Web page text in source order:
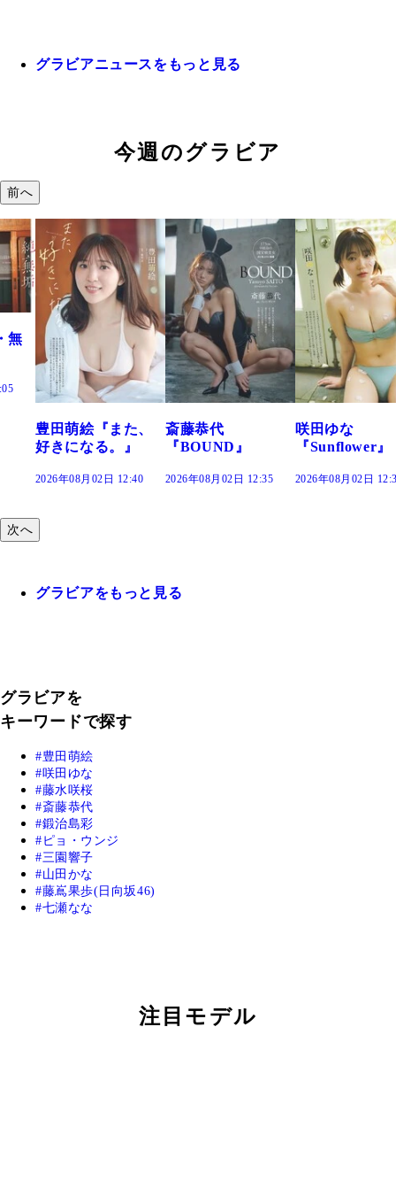
グラビアニュースをもっと見る
今週のグラビア
前へ
斎藤恭代
『BOUND』
2026年08月02日 12:35
咲田ゆな
『Sunflower』
2026年08月02日 12:30
藤水咲桜『花
だまり』
2026年08月02日
次へ
グラビアをもっと見る
グラビアを
キーワードで探す
豊田萌絵
咲田ゆな
藤水咲桜
斎藤恭代
鍛治島彩
ピョ・ウンジ
三園響子
山田かな
藤嶌果歩(日向坂46)
七瀬なな
注目モデル